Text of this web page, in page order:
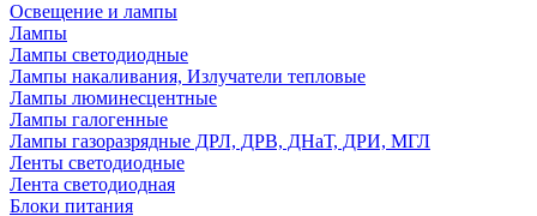
Освещение и лампы
Лампы
Лампы светодиодные
Лампы накаливания, Излучатели тепловые
Лампы люминесцентные
Лампы галогенные
Лампы газоразрядные ДРЛ, ДРВ, ДНаТ, ДРИ, МГЛ
Ленты светодиодные
Лента светодиодная
Блоки питания